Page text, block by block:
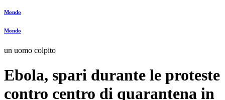
Mondo
Mondo
un uomo colpito
Ebola, spari durante le proteste
contro centro di quarantena in